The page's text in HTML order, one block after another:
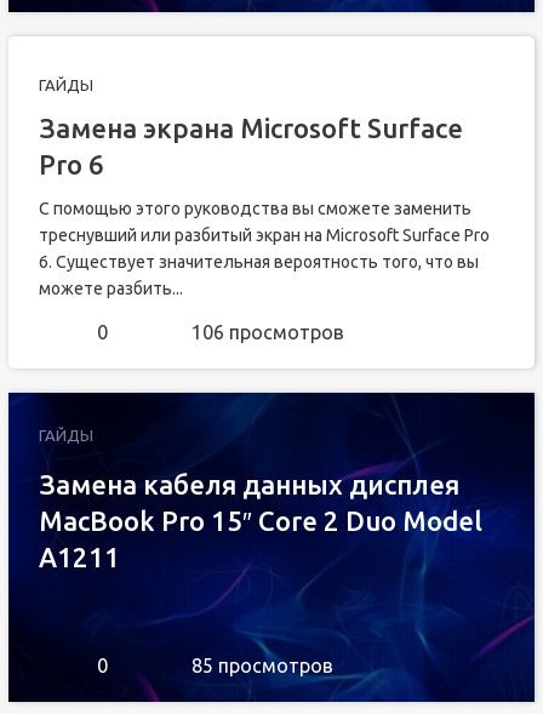
ГАЙДЫ
Замена экрана Microsoft Surface
Pro 6
С помощью этого руководства вы сможете заменить
треснувший или разбитый экран на Microsoft Surface Pro
6. Существует значительная вероятность того, что вы
можете разбить...
0 106 просмотров
ГАЙДЫ
Замена кабеля данных дисплея
MacBook Pro 15″ Core 2 Duo Model
A1211
0 85 просмотров